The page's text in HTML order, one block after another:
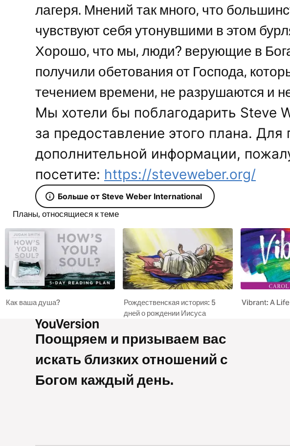
лагеря. Мнений так много, что
чувствуют себя утонувшими в этом
Хорошо, что мы, люди? верующие в
получили обетования от Господа,
течением времени, не разрушаются и
Мы хотели бы поблагодарить Steve
за предоставление этого плана. Для
дополнительной информации,
посетите: https://steveweber.org/
Больше от Steve Weber International
Планы, относящиеся к теме
Как ваша душа?
Рождественская история: 5
дней о рождении Иисуса
Vibrant: A
Поощряем и призываем вас
искать близких отношений с
Богом каждый день.